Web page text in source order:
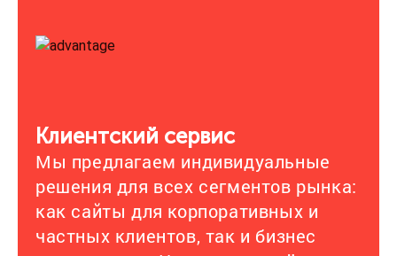
Клиентский сервис
Мы предлагаем индивидуальные
решения для всех сегментов рынка:
как сайты для корпоративных и
частных клиентов, так и бизнес